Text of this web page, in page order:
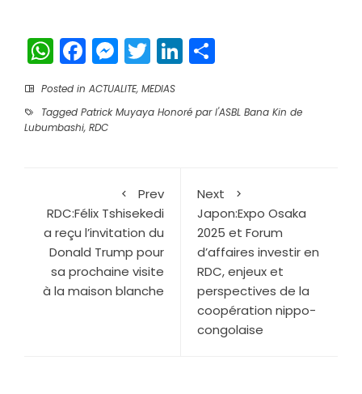
WhatsApp
Facebook
Messenger
TwitterLinkedIn
Posted in ACTUALITE, MEDIAS
Tagged Patrick Muyaya Honoré par l'ASBL Bana Kin de
Lubumbashi, RDC
Prev
RDC:Félix Tshisekedi
a reçu l’invitation du
Donald Trump pour
sa prochaine visite
à la maison blanche
Next
Japon:Expo Osaka
2025 et Forum
d’affaires investir en
RDC, enjeux et
perspectives de la
coopération nippo-
congolaise